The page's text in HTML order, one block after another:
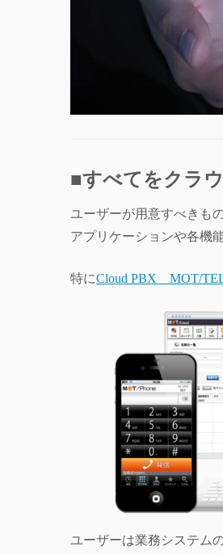
■すべてをクラ
ユーザーが用意すべきも
アプリケーションや各機
特にCloud PBX MOT/
ユーザーは業務システム